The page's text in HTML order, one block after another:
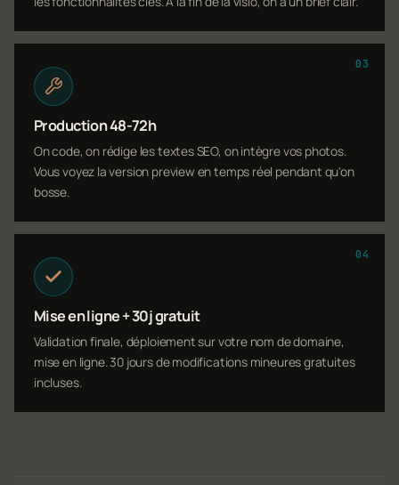
03
Production 48-72h
On code, on rédige les textes SEO, on intègre vos photos.
Vous voyez la version preview en temps réel pendant qu'on
bosse.
04
Mise en ligne + 30j gratuit
Validation finale, déploiement sur votre nom de domaine,
mise en ligne. 30 jours de modifications mineures gratuites
incluses.